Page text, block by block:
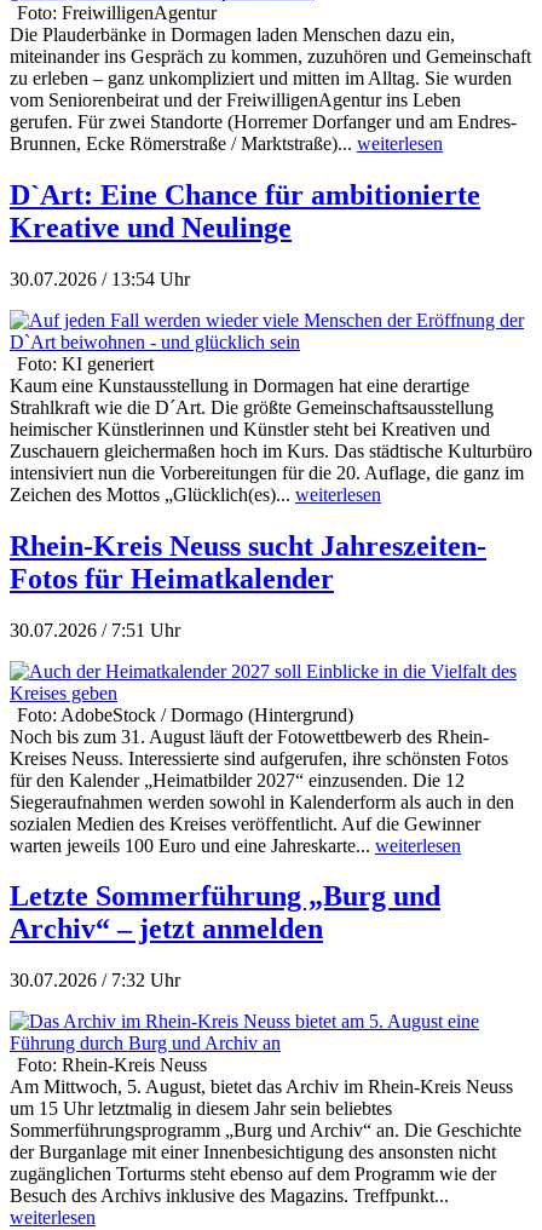
Foto: FreiwilligenAgentur
Die Plauderbänke in Dormagen laden Menschen dazu ein,
miteinander ins Gespräch zu kommen, zuzuhören und Gemeinschaft
zu erleben – ganz unkompliziert und mitten im Alltag. Sie wurden
vom Seniorenbeirat und der FreiwilligenAgentur ins Leben
gerufen. Für zwei Standorte (Horremer Dorfanger und am Endres-
Brunnen, Ecke Römerstraße / Marktstraße)... weiterlesen
D`Art: Eine Chance für ambitionierte
Kreative und Neulinge
30.07.2026 / 13:54 Uhr
Foto: KI generiert
Kaum eine Kunstausstellung in Dormagen hat eine derartige
Strahlkraft wie die D´Art. Die größte Gemeinschaftsausstellung
heimischer Künstlerinnen und Künstler steht bei Kreativen und
Zuschauern gleichermaßen hoch im Kurs. Das städtische Kulturbüro
intensiviert nun die Vorbereitungen für die 20. Auflage, die ganz im
Zeichen des Mottos „Glücklich(es)... weiterlesen
Rhein-Kreis Neuss sucht Jahreszeiten-
Fotos für Heimatkalender
30.07.2026 / 7:51 Uhr
Foto: AdobeStock / Dormago (Hintergrund)
Noch bis zum 31. August läuft der Fotowettbewerb des Rhein-
Kreises Neuss. Interessierte sind aufgerufen, ihre schönsten Fotos
für den Kalender „Heimatbilder 2027“ einzusenden. Die 12
Siegeraufnahmen werden sowohl in Kalenderform als auch in den
sozialen Medien des Kreises veröffentlicht. Auf die Gewinner
warten jeweils 100 Euro und eine Jahreskarte... weiterlesen
Letzte Sommerführung „Burg und
Archiv“ – jetzt anmelden
30.07.2026 / 7:32 Uhr
Foto: Rhein-Kreis Neuss
Am Mittwoch, 5. August, bietet das Archiv im Rhein-Kreis Neuss
um 15 Uhr letztmalig in diesem Jahr sein beliebtes
Sommerführungsprogramm „Burg und Archiv“ an. Die Geschichte
der Burganlage mit einer Innenbesichtigung des ansonsten nicht
zugänglichen Torturms steht ebenso auf dem Programm wie der
Besuch des Archivs inklusive des Magazins. Treffpunkt...
weiterlesen